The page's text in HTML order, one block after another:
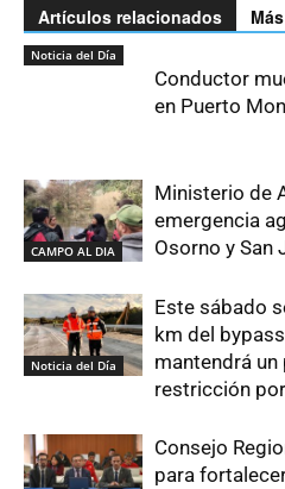
Artículos relacionados
Noticia del Día
Conductor
en Puerto
CAMPO AL DIA
Ministerio de
emergencia
Osorno y San
Noticia del Día
Este sábado
km del
mantendrá
restricción
Consejo
para